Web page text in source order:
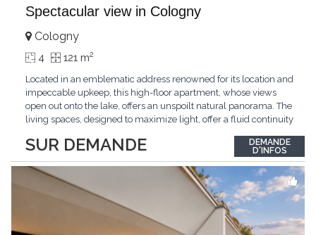
Spectacular view in Cologny
SUR DEMANDE
Cologny
4 121 m2
Located in an emblematic address renowned for its location and
impeccable upkeep, this high-floor apartment, whose views
open out onto the lake, offers an unspoilt natural panorama. The
living spaces, designed to maximize light, offer a fluid continuity
comprises two bedrooms, each with its own bathroom,
guaranteeing comfort and privacy. Private...
DEMANDE
D'INFOS